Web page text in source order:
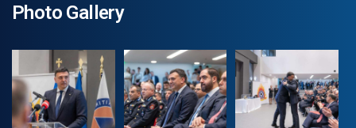
Photo Gallery